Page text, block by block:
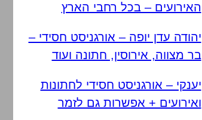
האירועים – בכל רחבי הארץ
יהודה עדן יופה – אורגניסט חסידי –
בר מצווה, אירוסין, חתונה ועוד
יענקי – אורגניסט חסידי לחתונות
ואירועים + אפשרות גם לזמר